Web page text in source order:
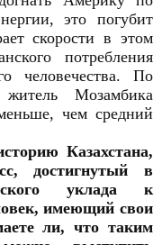
это погубит
скорости в этом
потребления
человечества. По
Мозамбика
чем средний
Казахстана,
достигнутый в
уклада к
имеющий свои
ли, что таким